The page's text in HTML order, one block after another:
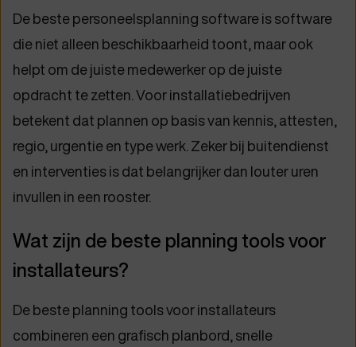
De beste personeelsplanning software is software
die niet alleen beschikbaarheid toont, maar ook
helpt om de juiste medewerker op de juiste
opdracht te zetten. Voor installatiebedrijven
betekent dat plannen op basis van kennis, attesten,
regio, urgentie en type werk. Zeker bij buitendienst
en interventies is dat belangrijker dan louter uren
invullen in een rooster.
Wat zijn de beste planning tools voor
installateurs?
De beste planning tools voor installateurs
combineren een grafisch planbord, snelle